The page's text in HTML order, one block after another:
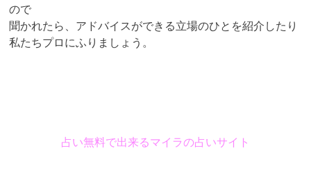
ので
聞かれたら、アドバイスができる立場のひとを紹介したり
私たちプロにふりましょう。
占い無料で出来るマイラの占いサイト